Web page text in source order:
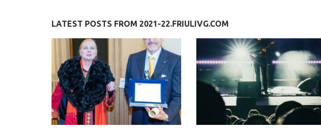
LATEST POSTS FROM 2021-22.FRIULIVG.COM